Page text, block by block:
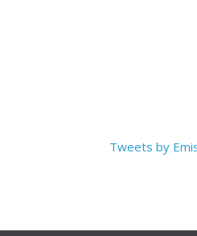
Tweets by